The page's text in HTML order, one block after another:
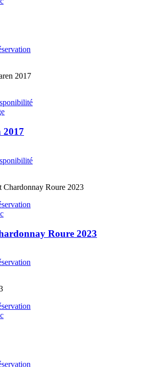
2017
Roure 2023